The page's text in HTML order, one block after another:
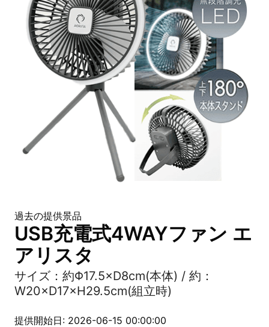
過去の提供景品
USB充電式4WAYファン エ
アリスタ
サイズ：約Φ17.5×D8cm(本体) / 約：
W20×D17×H29.5cm(組立時)
提供開始日: 2026-06-15 00:00:00